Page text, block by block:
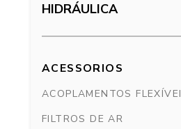
HIDRÁULICA
ACESSORIOS
ACOPLAMENTOS
FILTROS DE AR